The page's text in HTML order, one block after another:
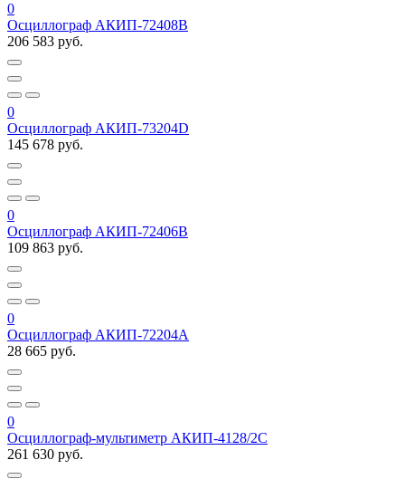
0
Осциллограф АКИП-72408B
206 583 руб.
0
Осциллограф АКИП-73204D
145 678 руб.
0
Осциллограф АКИП-72406B
109 863 руб.
0
Осциллограф АКИП-72204A
28 665 руб.
0
Осциллограф-мультиметр АКИП-4128/2С
261 630 руб.